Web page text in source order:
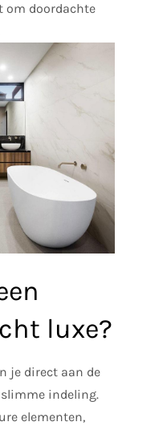
om doordachte
luxe?
je direct aan de
indeling.
elementen,